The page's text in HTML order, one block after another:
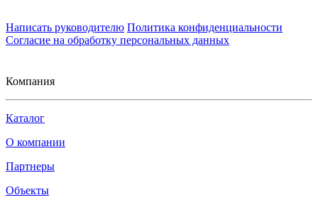
Написать руководителю Политика конфиденциальности
Согласие на обработку персональных данных
Компания
Каталог
О компании
Партнеры
Объекты